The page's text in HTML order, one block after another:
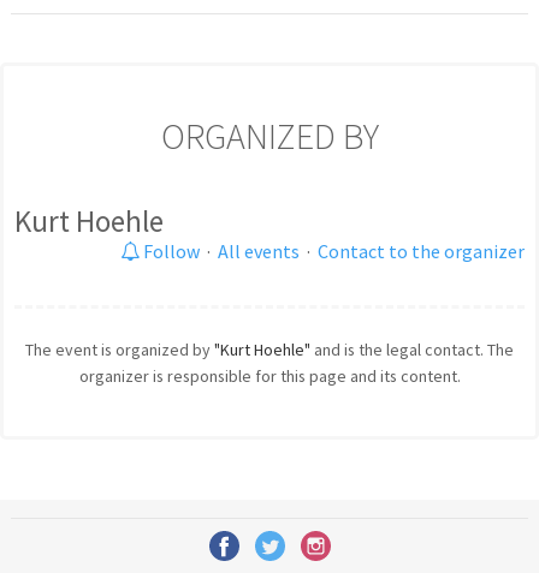
ORGANIZED BY
Kurt Hoehle
Follow · All events · Contact to the organizer
The event is organized by"Kurt Hoehle" and is the legal contact. The
organizer is responsible for this page and its content.